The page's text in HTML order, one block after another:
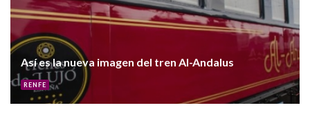
¿Qué es Trenlab?
FORMACION